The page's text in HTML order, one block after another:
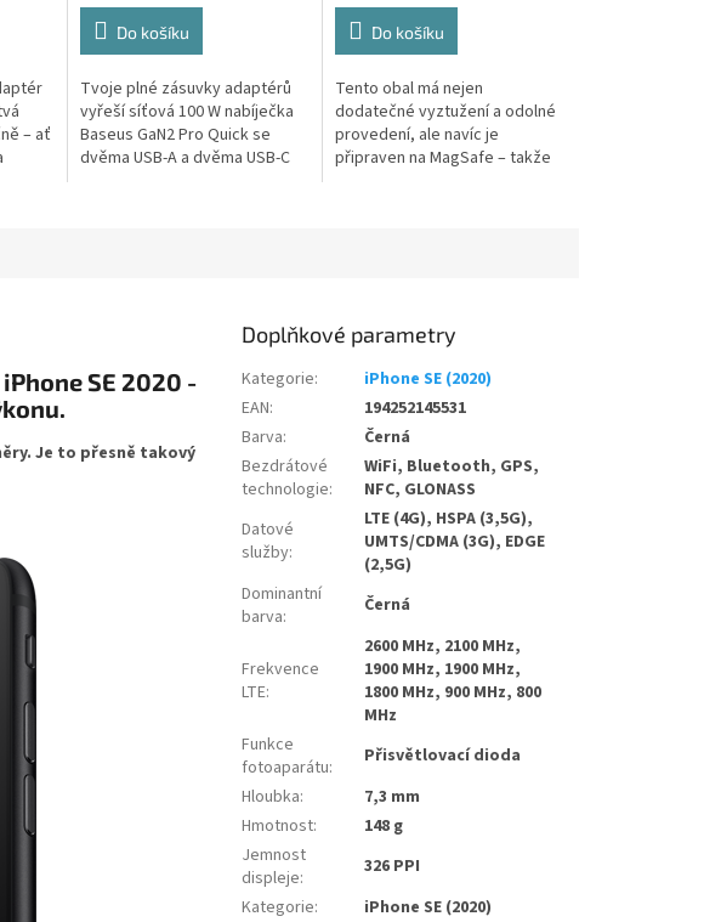
– ať
Do košíku
Tvoje plné zásuvky adaptérů
vyřeší síťová 100 W nabíječka
Baseus GaN2 Pro Quick se
dvěma USB-A a dvěma USB-C
Do košíku
Tento obal má nejen
dodatečné vyztužení a odolné
provedení, ale navíc je
připraven na MagSafe – takže
SE 2020 -
Je to přesně takový
Doplňkové parametry
Kategorie:
iPhone SE (2020)
EAN:
194252145531
Barva:
Černá
Bezdrátové
technologie:
WiFi, Bluetooth, GPS,
NFC, GLONASS
Datové
služby:
LTE (4G), HSPA (3,5G),
UMTS/CDMA (3G), EDGE
(2,5G)
Dominantní
barva: Černá
Frekvence
LTE:
2600 MHz, 2100 MHz,
1900 MHz, 1900 MHz,
1800 MHz, 900 MHz, 800
MHz
Funkce
fotoaparátu:
Přisvětlovací dioda
Hloubka:
7,3 mm
Hmotnost:
148 g
Jemnost
displeje:
326 PPI
Kategorie:
iPhone SE (2020)